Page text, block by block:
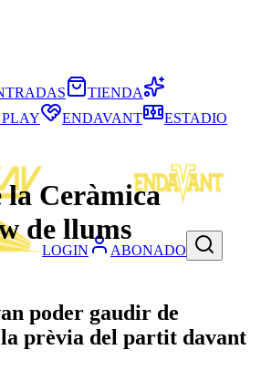
LOGIN ABONADO
TIENDA
ENDAVANT ESTADIO
la Ceràmica
de llums
poder gaudir de
la prèvia del partit davant